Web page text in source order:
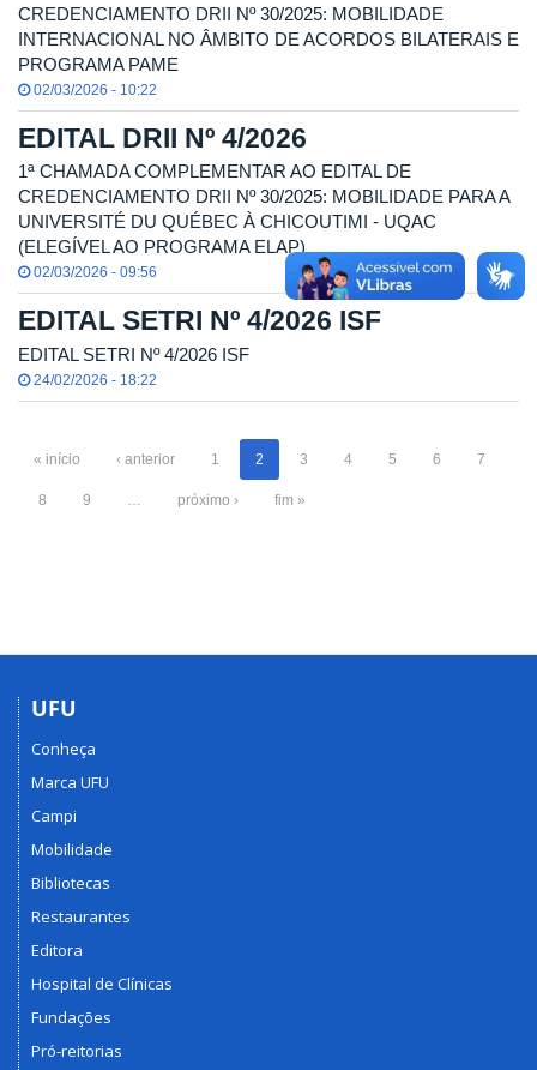
CREDENCIAMENTO DRII Nº 30/2025: MOBILIDADE
INTERNACIONAL NO ÂMBITO DE ACORDOS BILATERAIS E
PROGRAMA PAME
02/03/2026 - 10:22
EDITAL DRII Nº 4/2026
1ª CHAMADA COMPLEMENTAR AO EDITAL DE
CREDENCIAMENTO DRII Nº 30/2025: MOBILIDADE PARA A
UNIVERSITÉ DU QUÉBEC À CHICOUTIMI - UQAC
(ELEGÍVEL AO PROGRAMA ELAP)
02/03/2026 - 09:56
EDITAL SETRI Nº 4/2026 ISF
EDITAL SETRI Nº 4/2026 ISF
24/02/2026 - 18:22
« início ‹ anterior 1 2 3 4 5 6 7
8 9 próximo › fim »
UFU
Conheça
Marca UFU
Campi
Mobilidade
Bibliotecas
Restaurantes
Editora
Hospital de Clínicas
Fundações
Pró-reitorias